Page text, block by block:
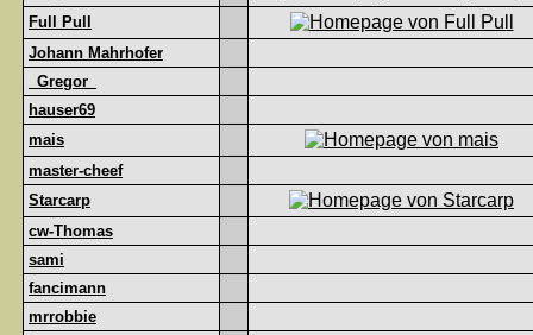
Full Pull
Johann Mahrhofer
_Gregor_
hauser69
mais
master-cheef
Starcarp
cw-Thomas
sami
fancimann
mrrobbie